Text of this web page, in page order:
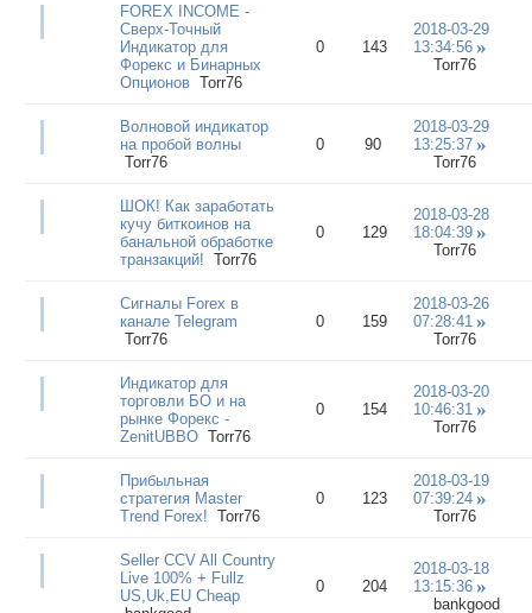
FOREX INCOME -
Сверх-Точный
Индикатор для
Форекс и Бинарных
Опционов Torr76
0 143
2018-03-29
13:34:56
Torr76
Волновой индикатор
на пробой волны
Torr76
0 90
2018-03-29
13:25:37
Torr76
ШОК! Как заработать
кучу биткоинов на
банальной обработке
транзакций! Torr76
0 129
2018-03-28
18:04:39
Torr76
Сигналы Forex в
канале Telegram
Torr76
0 159
2018-03-26
07:28:41
Torr76
Индикатор для
торговли БО и на
рынке Форекс -
ZenitUBBO Torr76
0 154
2018-03-20
10:46:31
Torr76
Прибыльная
стратегия Master
Trend Forex! Torr76
0 123
2018-03-19
07:39:24
Torr76
Seller CCV All Country
Live 100% + Fullz
US,Uk,EU Cheap
0 204
2018-03-18
13:15:36
bankgood